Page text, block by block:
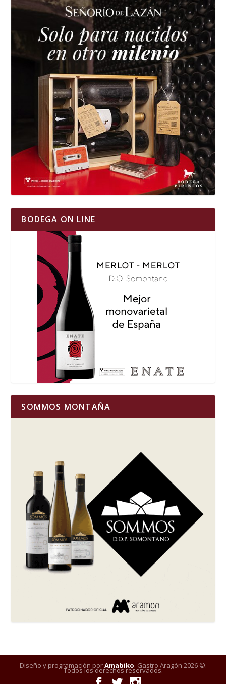
BODEGA ON LINE
SOMMOS MONTAÑA
Diseño y programación porAmabiko. Gastro Aragón 2026 ©.
Todos los derechos reservados.